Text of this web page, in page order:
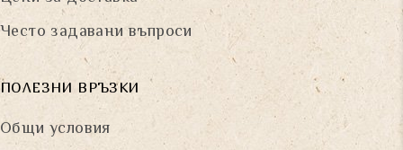
Често задавани въпроси
ПОЛЕЗНИ ВРЪЗКИ
Общи условия